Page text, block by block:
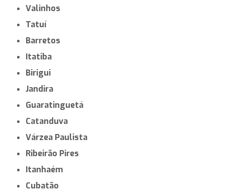
Valinhos
Tatuí
Barretos
Itatiba
Birigui
Jandira
Guaratinguetá
Catanduva
Várzea Paulista
Ribeirão Pires
Itanhaém
Cubatão